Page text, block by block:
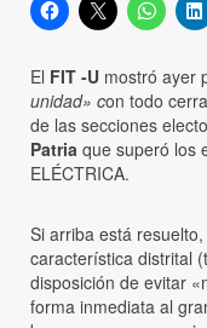
El FIT -U mostró ayer
unidad» con todo
de las secciones
Patria que superó los
ELÉCTRICA.
Si arriba está
característica distrital
disposición de evitar
forma inmediata al